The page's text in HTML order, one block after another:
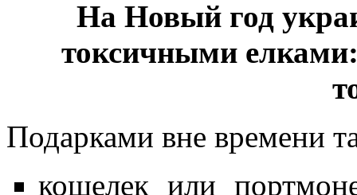
На Новый год
токсичными
Подарками вне времени
кошелек или